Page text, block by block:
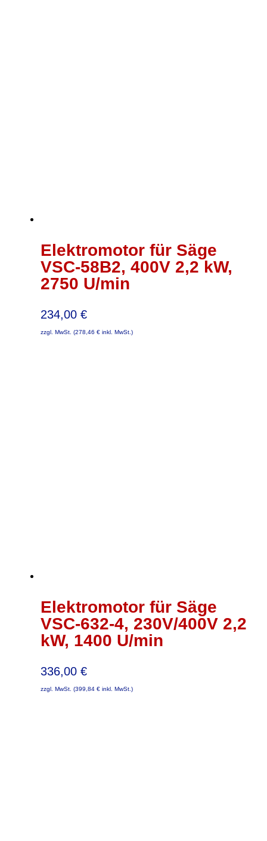
Elektromotor für Säge
VSC-58B2, 400V 2,2 kW,
2750 U/min
234,00 €
zzgl. MwSt. (278,46 € inkl. MwSt.)
Elektromotor für Säge
VSC-632-4, 230V/400V 2,2
kW, 1400 U/min
336,00 €
zzgl. MwSt. (399,84 € inkl. MwSt.)